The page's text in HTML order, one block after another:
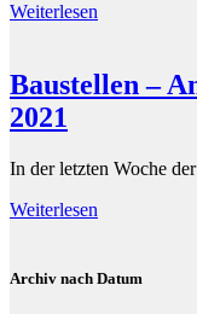
Weiterlesen
Baustellen –
2021
In der letzten Woche
Weiterlesen
Archiv nach Datum